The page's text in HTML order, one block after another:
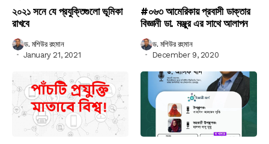
২০২১ সনে যে প্রযুক্তিগুলো ভূমিকা
রাখবে
ড. মশিউর রহমান
January 21, 2021
#০৬৩ আমেরিকায় প্রবাসী ডাক্তার
বিজ্ঞানী ডা. মঞ্জুর এর সাথে আলাপন
ড. মশিউর রহমান
December 9, 2020